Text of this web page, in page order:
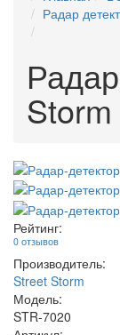
Радар
Рейтинг:
0 отзывов
Производитель:
Street Storm
Модель:
STR-7020